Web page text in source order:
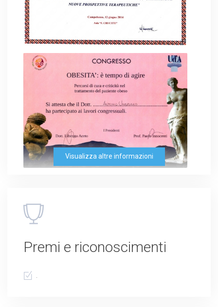
Visualizza altre informazioni
Premi e riconoscimenti